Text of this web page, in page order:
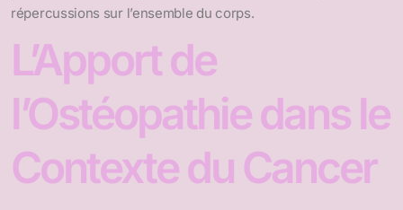
répercussions sur l’ensemble du corps.
L’Apport de
l’Ostéopathie dans le
Contexte du Cancer